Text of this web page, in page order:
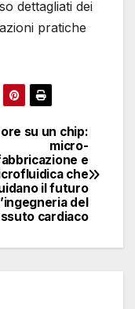
dettagliati dei
pratiche
su un chip:
micro-
e
che
il futuro
del
cardiaco